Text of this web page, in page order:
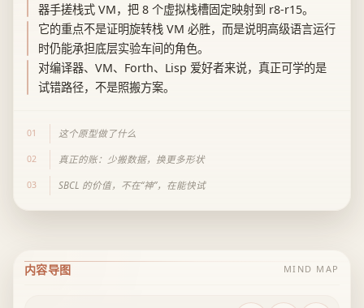
器手搓栈式 VM，把 8 个虚拟栈槽固定映射到 r8-r15。
它的重点不是证明旋转栈 VM 必胜，而是说明高级语言运行
时仍能承担底层实验车间的角色。
对编译器、VM、Forth、Lisp 爱好者来说，真正可学的是
试错路径，不是照搬方案。
01 这个原型做了什么
02 真正的账：少搬数据，换更多形状
03 SBCL 的价值，不在“神”，在能快试
内容导图 MIND MAP